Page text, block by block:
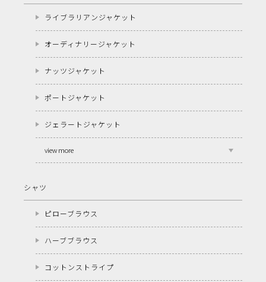
ライブラリアンジャケット
オーディナリージャケット
ナッツジャケット
ポートジャケット
ジェラートジャケット
view more
シャツ
ピローブラウス
ハーブブラウス
コットンストライプ